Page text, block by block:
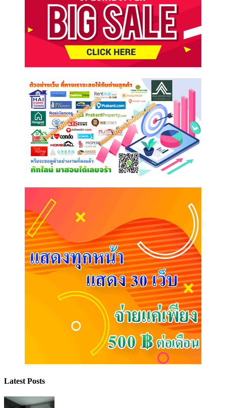
Latest Posts